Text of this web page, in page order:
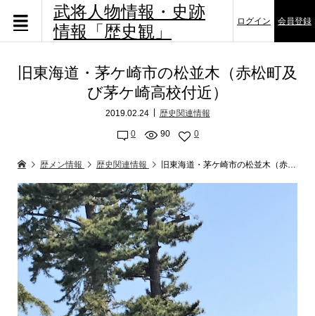
武将人物情報・史跡
情報「歴史観」
ログイン 会員登録
旧東海道・茅ケ崎市の松並木（赤松町及
び茅ケ崎高校付近）
2019.02.24 歴史関連情報
0 90 0
歴メン情報 歴史関連情報 旧東海道・茅ケ崎市の松並木（赤松町及び茅ケ崎高校付近）